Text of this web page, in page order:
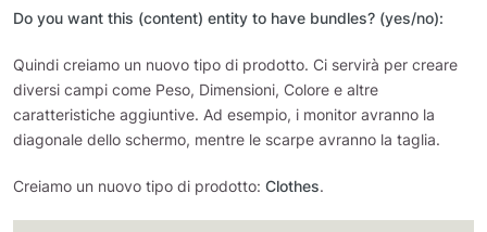
Do you want this (content) entity to have bundles? (yes/no):
Quindi creiamo un nuovo tipo di prodotto. Ci servirà per creare
diversi campi come Peso, Dimensioni, Colore e altre
caratteristiche aggiuntive. Ad esempio, i monitor avranno la
diagonale dello schermo, mentre le scarpe avranno la taglia.
Creiamo un nuovo tipo di prodotto: Clothes.